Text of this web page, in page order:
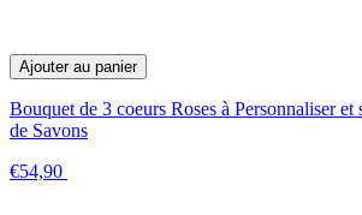
Ajouter au panier
Bouquet de 3 coeurs Roses à Personnaliser
de Savons
€54,90